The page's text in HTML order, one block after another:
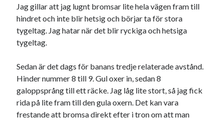
Jag gillar att jag lugnt bromsar lite hela vägen fram till
hindret och inte blir hetsig och börjar ta för stora
tygeltag. Jag hatar när det blir ryckiga och hetsiga
tygeltag.
Sedan är det dags för banans tredje relaterade avstånd.
Hinder nummer 8 till 9. Gul oxer in, sedan 8
galoppsprång till ett räcke. Jag låg lite stort, så jag fick
rida på lite fram till den gula oxern. Det kan vara
frestande att bromsa direkt efter i tron om att man